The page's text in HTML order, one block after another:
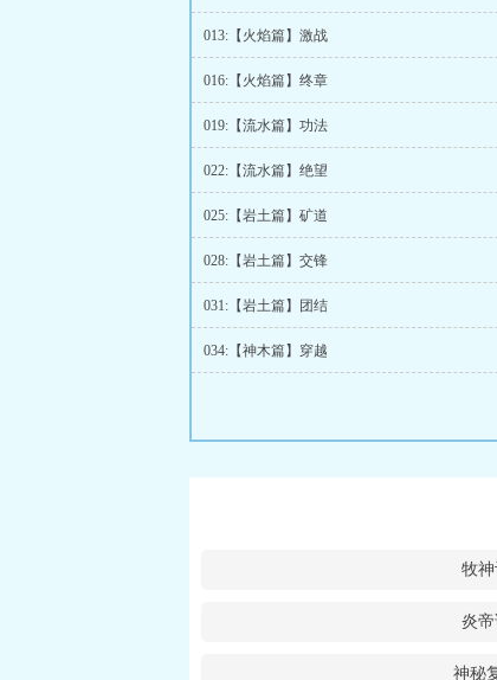
013:【火焰篇】激战
016:【火焰篇】终章
019:【流水篇】功法
022:【流水篇】绝望
025:【岩土篇】矿道
028:【岩土篇】交锋
031:【岩土篇】团结
034:【神木篇】穿越
牧
炎
神秘